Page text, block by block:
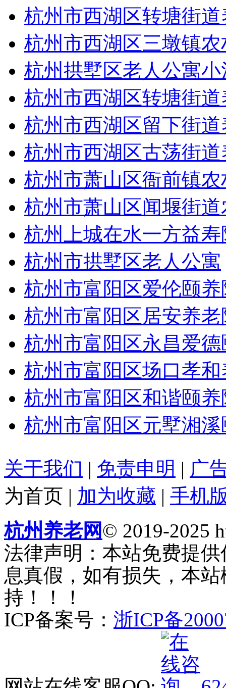
杭州市西湖区转塘街
杭州市西湖区三墩镇
杭州拱墅区老人公寓小
杭州市西湖区转塘街
杭州市西湖区留下街
杭州市西湖区古荡街
杭州市萧山区衙前镇
杭州市萧山区闻堰街
杭州上城在水一方益寿
杭州市拱墅区老人公寓
杭州市富阳区爱伦颐养
杭州市富阳区居安养老
杭州市富阳区永昌爱
杭州市富阳区场口孝
杭州市富阳区和谐颐养
杭州市富阳区元墅湘
关于我们 | 免责申明 | 广
为首页 | 加为收藏 | 手机
杭州养老网© 2019-2025
法律声明：本站免费提
息真假，如有损失，本
持！！！
ICP备案号： 浙ICP备